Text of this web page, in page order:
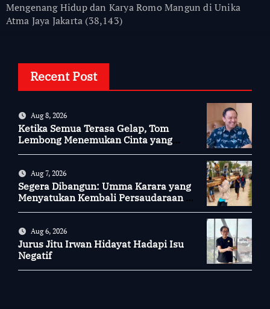
Mengenang Hidup dan Karya Romo Mangun di Unika
Atma Jaya Jakarta (38,143)
Recent Post
Aug 8, 2026
Ketika Semua Terasa Gelap, Tom
Lembong Menemukan Cinta yang
Aug 7, 2026
Segera Dibangun: Umma Karara yang
Menyatukan Kembali Persaudaraan di
Aug 6, 2026
Jurus Jitu Irwan Hidayat Hadapi Isu
Negatif